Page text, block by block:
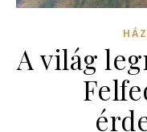
A világ